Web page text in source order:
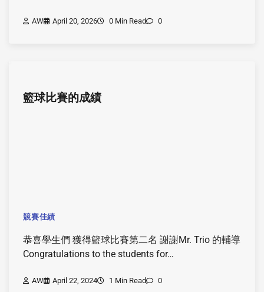
AW April 20, 2026 0 Min Read 0
籃球比賽的成績
競賽佳績
恭喜學生們 獲得籃球比賽第二名 謝謝Mr. Trio 的輔導
Congratulations to the students for…
AW April 22, 2024 1 Min Read 0